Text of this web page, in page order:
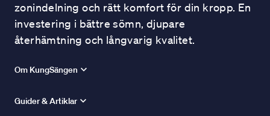
zonindelning och rätt komfort för din kropp. En
investering i bättre sömn, djupare
återhämtning och långvarig kvalitet.
Om KungSängen
Guider & Artiklar